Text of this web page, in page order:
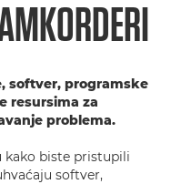
softver, programske
resursima za
problema.
kako biste pristupili
softver,